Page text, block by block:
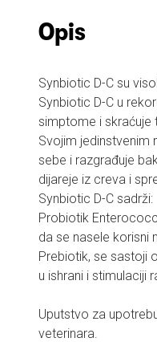
Opis
Synbiotic D-C su
Synbiotic D-C u
simptome i skraćuje
Svojim jedinstvenim
sebe i razgrađuje
dijareje iz creva i
Synbiotic D-C sadrži:
Probiotik
da se nasele korisni
Prebiotik, se sastoji
u ishrani i stimulaciji
Uputstvo za
veterinara.